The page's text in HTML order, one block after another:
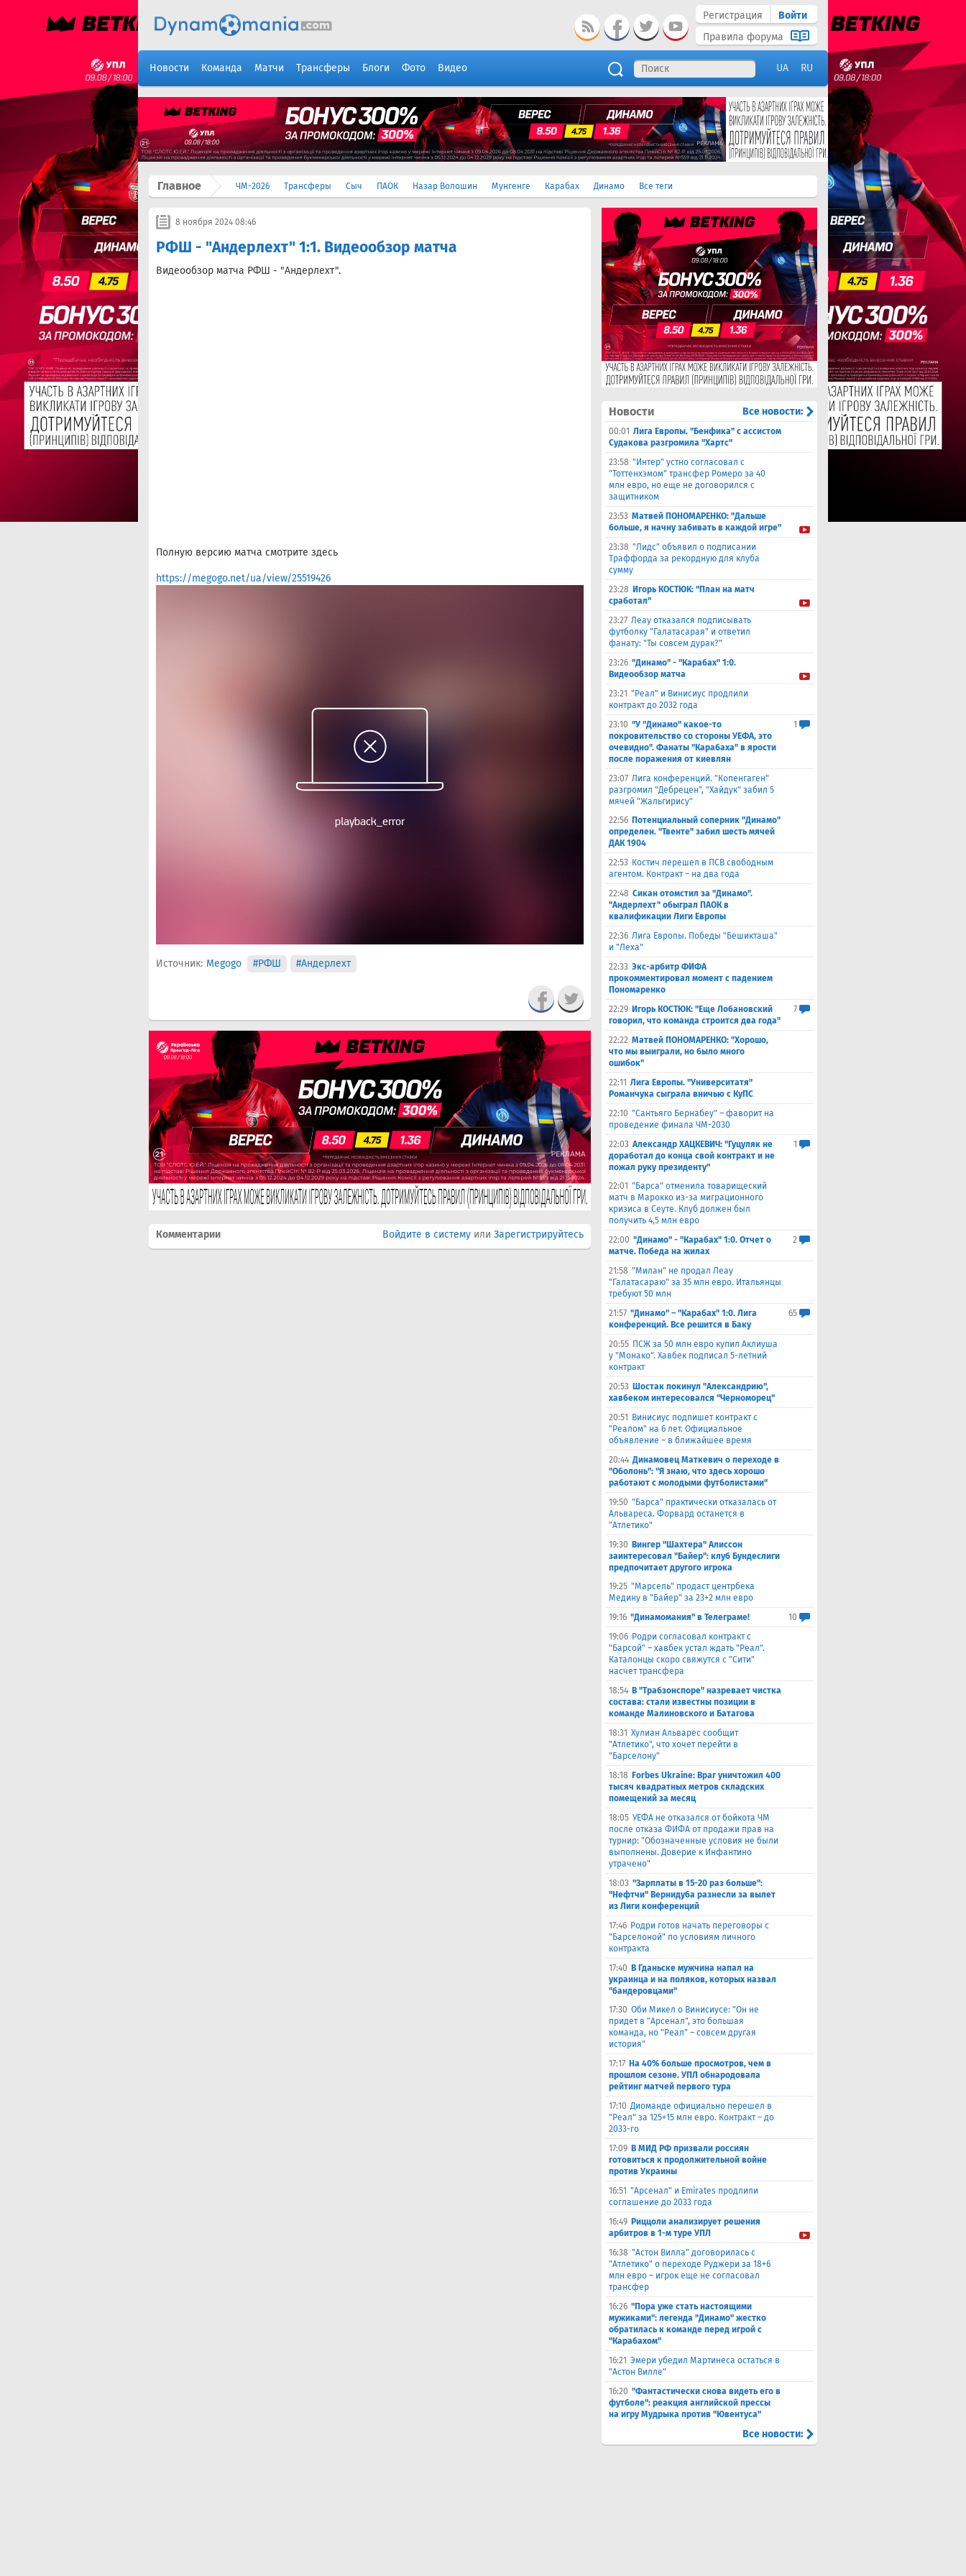
Регистрация
Войти
Правила форума
Новости Команда Матчи Трансферы Блоги Фото Видео UA RU
Главное ЧМ-2026 Трансферы Сыч ПАОК Назар Волошин Мунгенге Карабах Динамо Все теги
8 ноября 2024 08:46
РФШ - "Андерлехт" 1:1. Видеообзор матча
Видеообзор матча РФШ - "Андерлехт".
Полную версию матча смотрите здесь
https://megogo.net/ua/view/25519426
Источник: Megogo #РФШ #Андерлехт
Комментарии Войдите в систему или Зарегистрируйтесь
Новости Все новости:
00:01 Лига Европы. "Бенфика" с ассистом
Судакова разгромила "Хартс"
23:58 "Интер" устно согласовал с
"Тоттенхэмом" трансфер Ромеро за 40
млн евро, но еще не договорился с
защитником
23:53 Матвей ПОНОМАРЕНКО: "Дальше
больше, я начну забивать в каждой игре"
23:38 "Лидс" объявил о подписании
Траффорда за рекордную для клуба
сумму
23:28 Игорь КОСТЮК: "План на матч
сработал"
23:27 Леау отказался подписывать
футболку "Галатасарая" и ответил
фанату: "Ты совсем дурак?"
23:26 "Динамо" - "Карабах" 1:0.
Видеообзор матча
23:21 "Реал" и Винисиус продлили
контракт до 2032 года
23:10 "У "Динамо" какое-то
покровительство со стороны УЕФА, это
очевидно". Фанаты "Карабаха" в ярости
после поражения от киевлян
1
23:07 Лига конференций. "Копенгаген"
разгромил "Дебрецен", "Хайдук" забил 5
мячей "Жальгирису"
22:56 Потенциальный соперник "Динамо"
определен. "Твенте" забил шесть мячей
ДАК 1904
22:53 Костич перешел в ПСВ свободным
агентом. Контракт – на два года
22:48 Сикан отомстил за "Динамо".
"Андерлехт" обыграл ПАОК в
квалификации Лиги Европы
22:36 Лига Европы. Победы "Бешикташа"
и "Леха"
22:33 Экс-арбитр ФИФА
прокомментировал момент с падением
Пономаренко
22:29 Игорь КОСТЮК: "Еще Лобановский
говорил, что команда строится два года"
7
22:22 Матвей ПОНОМАРЕНКО: "Хорошо,
что мы выиграли, но было много
ошибок"
22:11 Лига Европы. "Университатя"
Романчука сыграла вничью с ​КуПС
22:10 "Сантьяго Бернабеу" – фаворит на
проведение финала ЧМ-2030
22:03 Александр ХАЦКЕВИЧ: "Гуцуляк не
доработал до конца свой контракт и не
пожал руку президенту"
1
22:01 "Барса" отменила товарищеский
матч в Марокко из-за миграционного
кризиса в Сеуте. Клуб должен был
получить 4,5 млн евро
22:00 "Динамо" - "Карабах" 1:0. Отчет о
матче. Победа на жилах
2
21:58 "Милан" не продал Леау
"Галатасараю" за 35 млн евро. Итальянцы
требуют 50 млн
21:57 "Динамо" – "Карабах" 1:0. Лига
конференций. Все решится в Баку
65
20:55 ПСЖ за 50 млн евро купил Аклиуша
у "Монако". Хавбек подписал 5-летний
контракт
20:53 Шостак покинул "Александрию",
хавбеком интересовался "Черноморец"
20:51
Винисиус подпишет контракт с
"Реалом" на 6 лет. Официальное
объявление – в ближайшее время
20:44 Динамовец Маткевич о переходе в
"Оболонь": "Я знаю, что здесь хорошо
работают с молодыми футболистами"
19:50 "Барса" практически отказалась от
Альвареса. Форвард останется в
"Атлетико"
19:30 Вингер "Шахтера" Алиссон
заинтересовал "Байер": клуб Бундеслиги
предпочитает другого игрока
19:25 "Марсель" продаст центрбека
Медину в "Байер" за 23+2 млн евро
19:16 "Динамомания" в Телеграме!
10
19:06 Родри согласовал контракт с
"Барсой" – хавбек устал ждать "Реал".
Каталонцы скоро свяжутся с "Сити"
насчет трансфера
18:54 В "Трабзонспоре" назревает чистка
состава: стали известны позиции в
команде Малиновского и Батагова
18:31 Хулиан Альварес сообщит
"Атлетико", что хочет перейти в
"Барселону"
18:18 Forbes Ukraine: Враг уничтожил 400
тысяч квадратных метров складских
помещений за месяц
18:05 УЕФА не отказался от бойкота ЧМ
после отказа ФИФА от продажи прав на
турнир: "Обозначенные условия не были
выполнены. Доверие к Инфантино
утрачено"
18:03 "Зарплаты в 15-20 раз больше":
"Нефтчи" Вернидуба разнесли за вылет
из Лиги конференций
17:46 Родри готов начать переговоры с
"Барселоной" по условиям личного
контракта
17:40 В Гданьске мужчина напал на
украинца и на поляков, которых назвал
"бандеровцами"
17:30 Оби Микел о Винисиусе: "Он не
придет в "Арсенал", это большая
команда, но "Реал" – совсем другая
история"
17:17 На 40% больше просмотров, чем в
прошлом сезоне. УПЛ обнародовала
рейтинг матчей первого тура
17:10 Диоманде официально перешел в
"Реал" за 125+15 млн евро. Контракт – до
2033-го
17:09 В МИД РФ призвали россиян
готовиться к продолжительной войне
против Украины
16:51 "Арсенал" и Emirates продлили
соглашение до 2033 года
16:49 Риццоли анализирует решения
арбитров в 1-м туре УПЛ
16:38 "Астон Вилла" договорилась с
"Атлетико" о переходе Руджери за 18+6
млн евро – игрок еще не согласовал
трансфер
16:26 "Пора уже стать настоящими
мужиками": легенда "Динамо" жестко
обратилась к команде перед игрой с
"Карабахом"
16:21 Эмери убедил Мартинеса остаться в
"Астон Вилле"
16:20 "Фантастически снова видеть его в
футболе": реакция английской прессы
на игру Мудрыка против "Ювентуса"
Все новости: